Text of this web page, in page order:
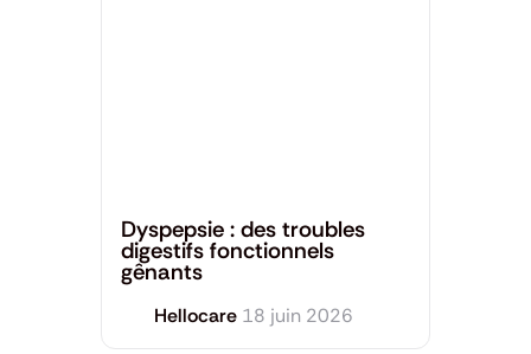
Dyspepsie : des troubles
digestifs fonctionnels
gênants
Hellocare 18 juin 2026